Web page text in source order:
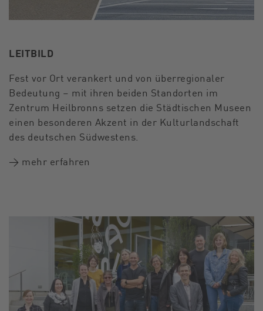
LEITBILD
Fest vor Ort verankert und von überregionaler
Bedeutung – mit ihren beiden Standorten im
Zentrum Heilbronns setzen die Städtischen Museen
einen besonderen Akzent in der Kulturlandschaft
des deutschen Südwestens.
→ mehr erfahren